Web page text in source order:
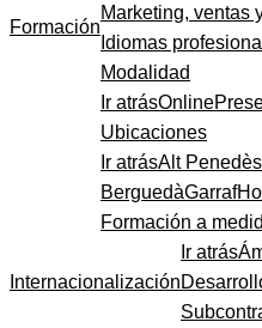
Formación
Marketing, ventas
Idiomas
Modalidad
Ir atrásOnline
Ubicaciones
Ir atrásAlt Penedès
BerguedàGarraf
Formación a
Internacionalización
Ir atrás